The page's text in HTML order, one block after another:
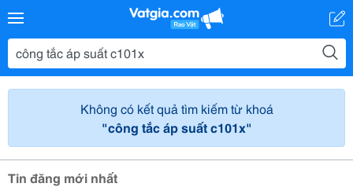
Không có kết quả tìm kiếm từ khoá
"công tắc áp suất c101x"
Tin đăng mới nhất